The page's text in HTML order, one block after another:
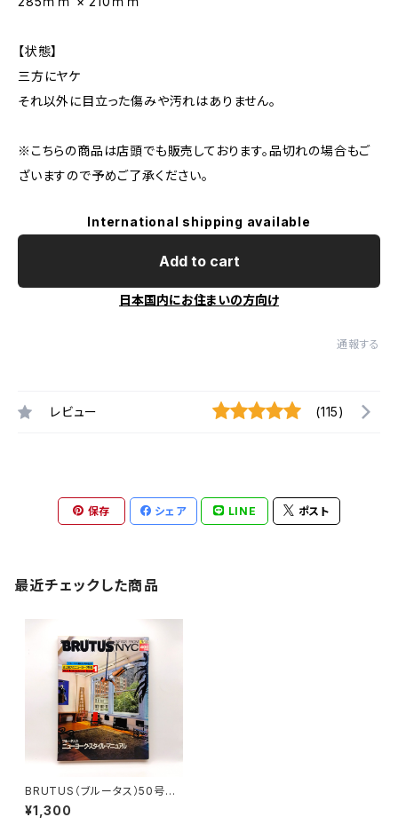
【状態】
三方にヤケ
それ以外に目立った傷みや汚れはありません。
※こちらの商品は店頭でも販売しております。品切れの場合もご
ざいますので予めご了承ください。
International shipping available
Add to cart
日本国内にお住まいの方向け
通報する
レビュー (115)
保存 シェア LINE ポスト
最近チェックした商品
BRUTUS（ブルータス）50号
ブルータス創刊２周年記念 史上
最大のニューヨーク特集１ 19
¥1,300